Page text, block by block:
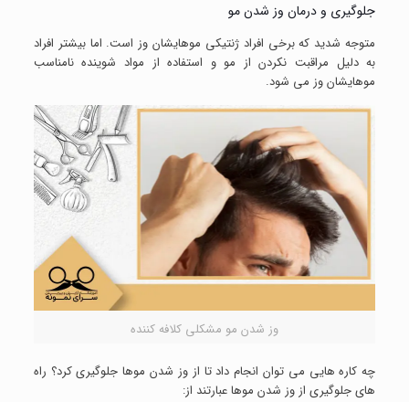
جلوگیری و درمان وز شدن مو
متوجه شدید که برخی افراد ژنتیکی موهایشان وز است. اما بیشتر افراد
به دلیل مراقبت نکردن از مو و استفاده از مواد شوینده نامناسب
موهایشان وز می شود.
وز شدن مو مشکلی کلافه کننده
چه کاره هایی می توان انجام داد تا از وز شدن موها جلوگیری کرد؟ راه
های جلوگیری از وز شدن موها عبارتند از: